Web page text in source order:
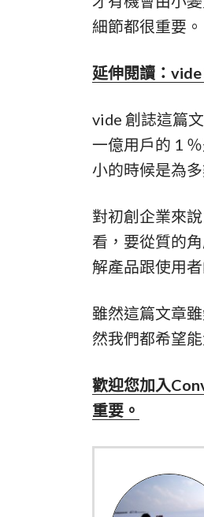
細節都很重要。
延伸閱讀：
vide 創誌這篇
一億用戶的 1
小的時候是為
對初創企業來
看，要從質的
解產品跟使用
雖然這篇文章
然我們都希望
歡迎您加入
重要。